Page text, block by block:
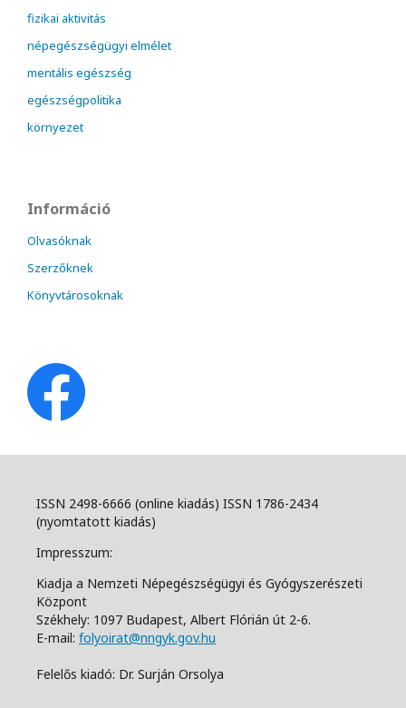
fizikai aktivitás
népegészségügyi elmélet
mentális egészség
egészségpolitika
környezet
Információ
Olvasóknak
Szerzőknek
Könyvtárosoknak
ISSN 2498-6666 (online kiadás) ISSN 1786-2434
(nyomtatott kiadás)
Impresszum:
Kiadja a Nemzeti Népegészségügyi és Gyógyszerészeti
Központ
Székhely: 1097 Budapest, Albert Flórián út 2-6.
E-mail: folyoirat@nngyk.gov.hu
Felelős kiadó: Dr. Surján Orsolya